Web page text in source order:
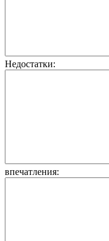
Недостатки:
впечатления: